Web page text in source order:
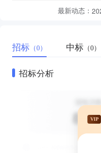
最新动态：
招标 （0） 中标 （0）
招标分析
VIP